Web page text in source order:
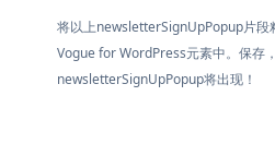
将以上newsletterSignUpPopup片
Vogue for WordPress元素中。保存
newsletterSignUpPopup将出现！